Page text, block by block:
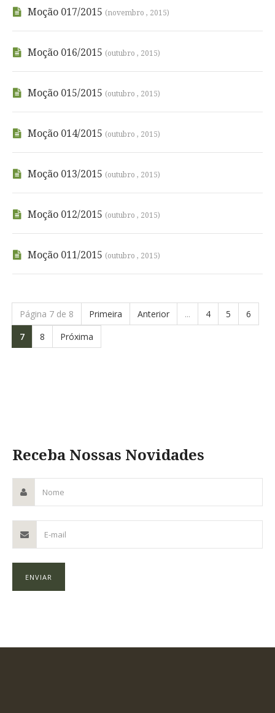
Moção 017/2015 (novembro , 2015)
Moção 016/2015 (outubro , 2015)
Moção 015/2015 (outubro , 2015)
Moção 014/2015 (outubro , 2015)
Moção 013/2015 (outubro , 2015)
Moção 012/2015 (outubro , 2015)
Moção 011/2015 (outubro , 2015)
Página 7 de 8 Primeira Anterior ... 4 5
6
7
8 Próxima
Receba Nossas Novidades